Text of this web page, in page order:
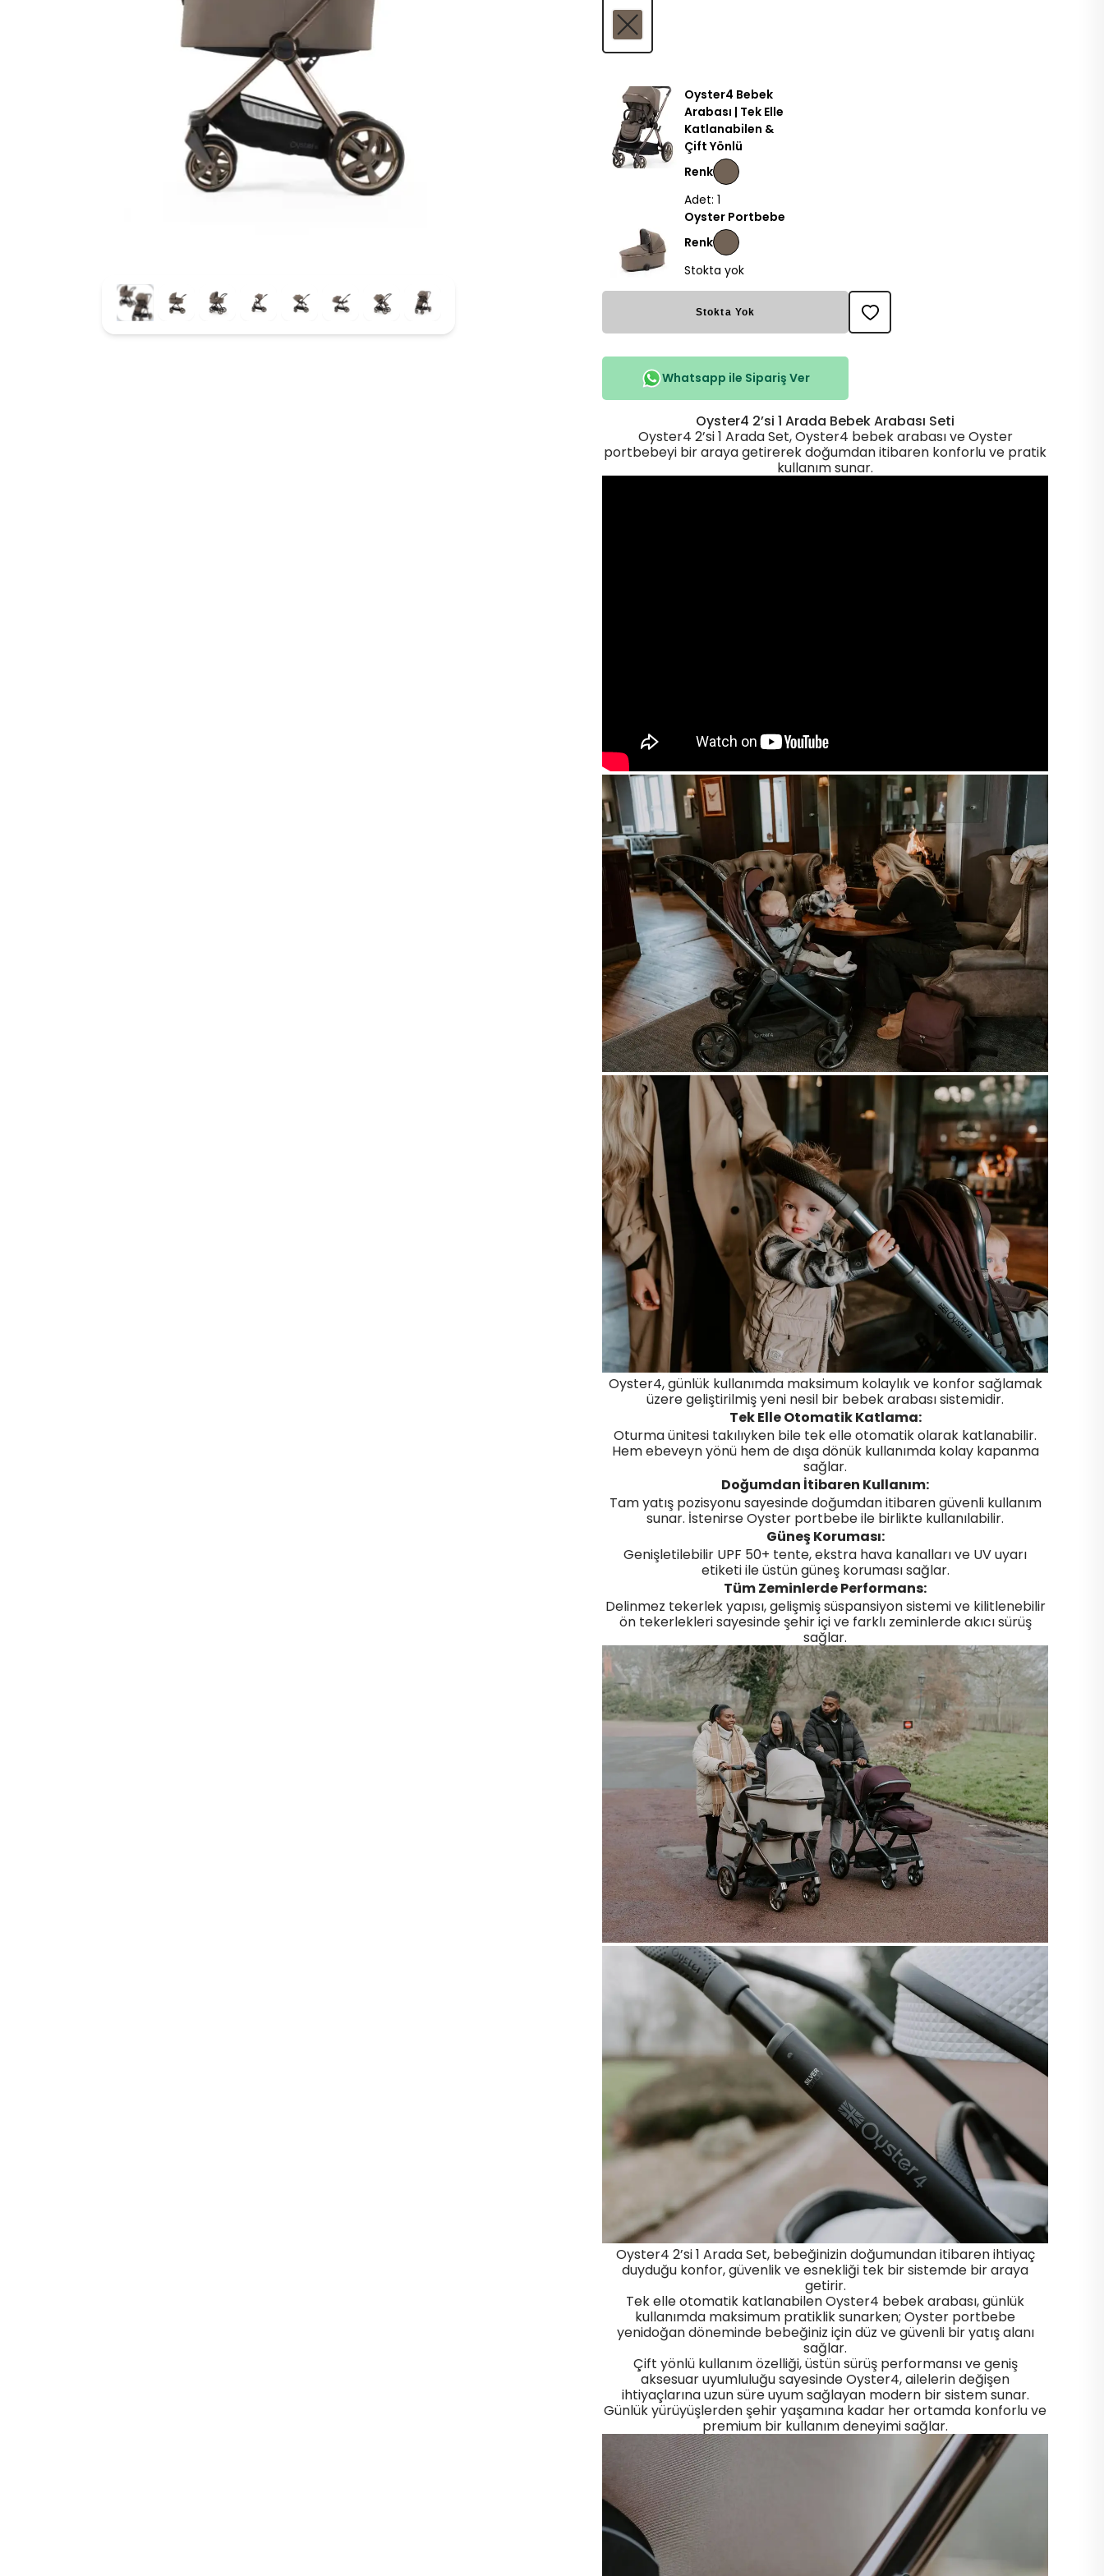
Oyster4 Bebek
Arabası | Tek Elle
Katlanabilen &
Çift Yönlü
Renk
Adet: 1
Oyster Portbebe
Renk
Stokta yok
Stokta Yok
Whatsapp ile Sipariş Ver
Oyster4 2’si 1 Arada Bebek Arabası Seti
Oyster4 2’si 1 Arada Set, Oyster4 bebek arabası ve Oyster
portbebeyi bir araya getirerek doğumdan itibaren konforlu ve pratik
kullanım sunar.
Oyster4, günlük kullanımda maksimum kolaylık ve konfor sağlamak
üzere geliştirilmiş yeni nesil bir bebek arabası sistemidir.
Tek Elle Otomatik Katlama:
Oturma ünitesi takılıyken bile tek elle otomatik olarak katlanabilir.
Hem ebeveyn yönü hem de dışa dönük kullanımda kolay kapanma
sağlar.
Doğumdan İtibaren Kullanım:
Tam yatış pozisyonu sayesinde doğumdan itibaren güvenli kullanım
sunar. İstenirse Oyster portbebe ile birlikte kullanılabilir.
Güneş Koruması:
Genişletilebilir UPF 50+ tente, ekstra hava kanalları ve UV uyarı
etiketi ile üstün güneş koruması sağlar.
Tüm Zeminlerde Performans:
Delinmez tekerlek yapısı, gelişmiş süspansiyon sistemi ve kilitlenebilir
ön tekerlekleri sayesinde şehir içi ve farklı zeminlerde akıcı sürüş
sağlar.
Oyster4 2’si 1 Arada Set, bebeğinizin doğumundan itibaren ihtiyaç
duyduğu konfor, güvenlik ve esnekliği tek bir sistemde bir araya
getirir.
Tek elle otomatik katlanabilen Oyster4 bebek arabası, günlük
kullanımda maksimum pratiklik sunarken; Oyster portbebe
yenidoğan döneminde bebeğiniz için düz ve güvenli bir yatış alanı
sağlar.
Çift yönlü kullanım özelliği, üstün sürüş performansı ve geniş
aksesuar uyumluluğu sayesinde Oyster4, ailelerin değişen
ihtiyaçlarına uzun süre uyum sağlayan modern bir sistem sunar.
Günlük yürüyüşlerden şehir yaşamına kadar her ortamda konforlu ve
premium bir kullanım deneyimi sağlar.